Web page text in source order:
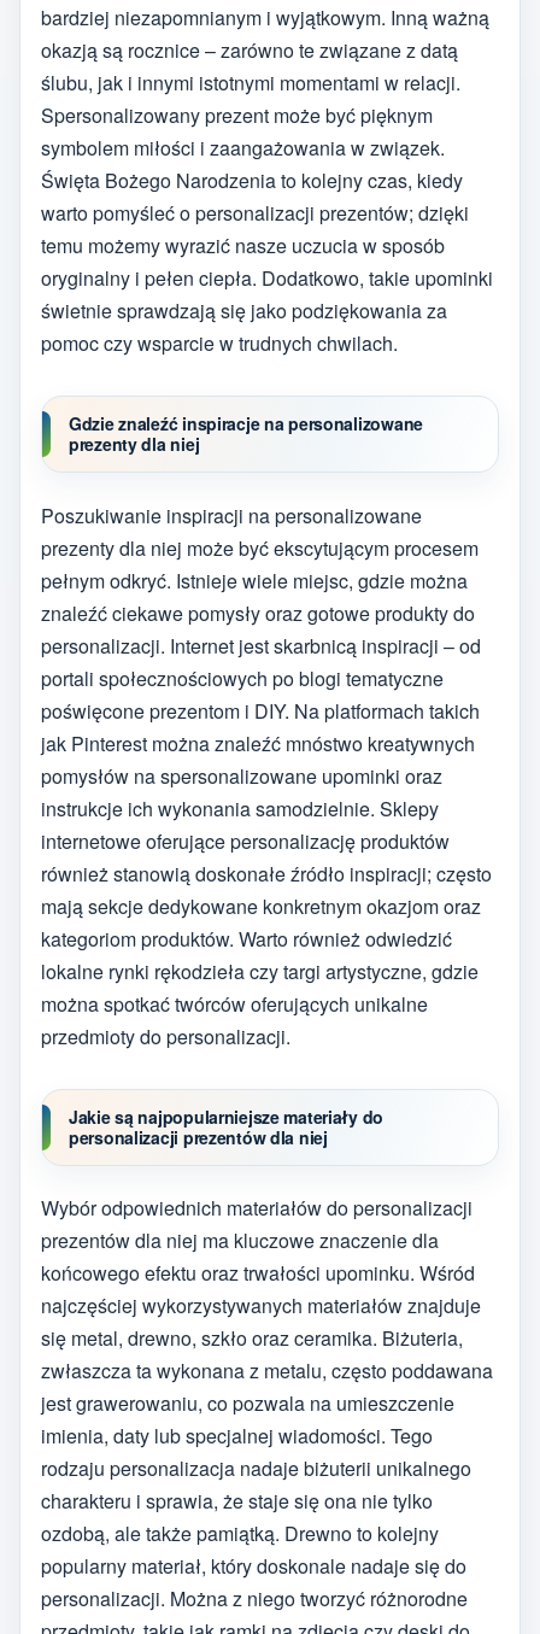
bardziej niezapomnianym i wyjątkowym. Inną ważną
okazją są rocznice – zarówno te związane z datą
ślubu, jak i innymi istotnymi momentami w relacji.
Spersonalizowany prezent może być pięknym
symbolem miłości i zaangażowania w związek.
Święta Bożego Narodzenia to kolejny czas, kiedy
warto pomyśleć o personalizacji prezentów; dzięki
temu możemy wyrazić nasze uczucia w sposób
oryginalny i pełen ciepła. Dodatkowo, takie upominki
świetnie sprawdzają się jako podziękowania za
pomoc czy wsparcie w trudnych chwilach.
Gdzie znaleźć inspiracje na personalizowane
prezenty dla niej
Poszukiwanie inspiracji na personalizowane
prezenty dla niej może być ekscytującym procesem
pełnym odkryć. Istnieje wiele miejsc, gdzie można
znaleźć ciekawe pomysły oraz gotowe produkty do
personalizacji. Internet jest skarbnicą inspiracji – od
portali społecznościowych po blogi tematyczne
poświęcone prezentom i DIY. Na platformach takich
jak Pinterest można znaleźć mnóstwo kreatywnych
pomysłów na spersonalizowane upominki oraz
instrukcje ich wykonania samodzielnie. Sklepy
internetowe oferujące personalizację produktów
również stanowią doskonałe źródło inspiracji; często
mają sekcje dedykowane konkretnym okazjom oraz
kategoriom produktów. Warto również odwiedzić
lokalne rynki rękodzieła czy targi artystyczne, gdzie
można spotkać twórców oferujących unikalne
przedmioty do personalizacji.
Jakie są najpopularniejsze materiały do
personalizacji prezentów dla niej
Wybór odpowiednich materiałów do personalizacji
prezentów dla niej ma kluczowe znaczenie dla
końcowego efektu oraz trwałości upominku. Wśród
najczęściej wykorzystywanych materiałów znajduje
się metal, drewno, szkło oraz ceramika. Biżuteria,
zwłaszcza ta wykonana z metalu, często poddawana
jest grawerowaniu, co pozwala na umieszczenie
imienia, daty lub specjalnej wiadomości. Tego
rodzaju personalizacja nadaje biżuterii unikalnego
charakteru i sprawia, że staje się ona nie tylko
ozdobą, ale także pamiątką. Drewno to kolejny
popularny materiał, który doskonale nadaje się do
personalizacji. Można z niego tworzyć różnorodne